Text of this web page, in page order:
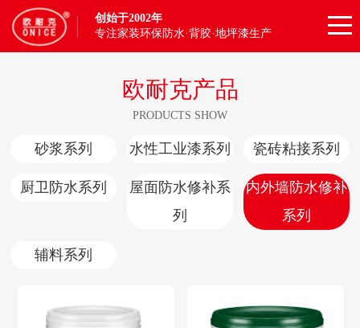
创始于2002年
专注家装环保防水·背胶·地坪漆生产
欧耐克产品
PRODUCTS SHOW
砂浆系列 水性工业漆系列 瓷砖粘接系列
厨卫防水系列
屋面防水修补系
列
内外墙防水修补
系列
辅料系列